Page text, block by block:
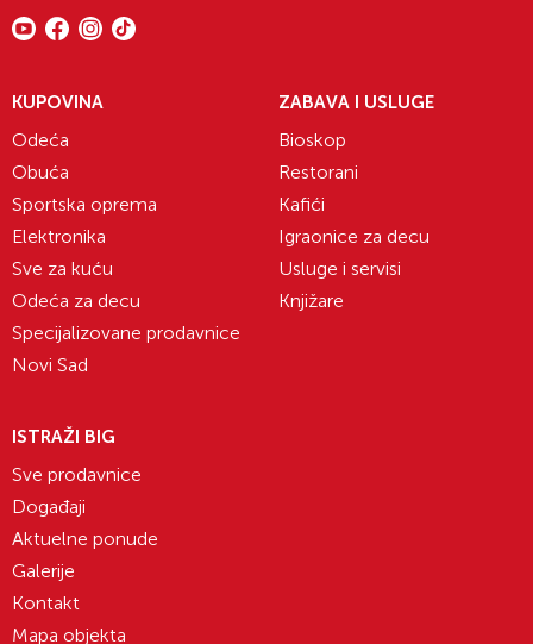
KUPOVINA
Odeća
Obuća
Sportska oprema
Elektronika
Sve za kuću
Odeća za decu
Specijalizovane prodavnice
Novi Sad
ZABAVA I USLUGE
Bioskop
Restorani
Kafići
Igraonice za decu
Usluge i servisi
Knjižare
ISTRAŽI BIG
Sve prodavnice
Događaji
Aktuelne ponude
Galerije
Kontakt
Mapa objekta